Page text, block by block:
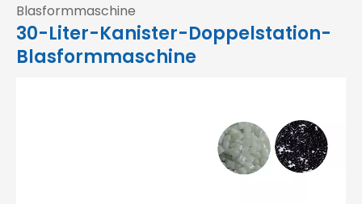
Blasformmaschine
30-Liter-Kanister-Doppelstation-
Blasformmaschine